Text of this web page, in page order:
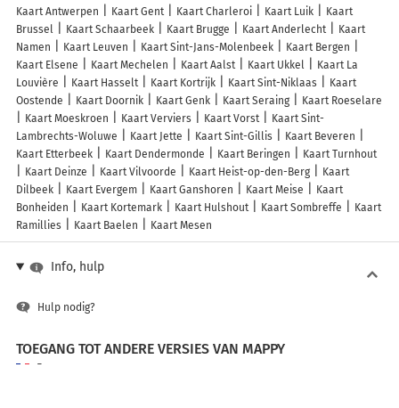
Kaart Antwerpen Kaart Gent Kaart Charleroi Kaart Luik
Kaart
Brussel
Kaart Schaarbeek Kaart Brugge Kaart Anderlecht
Kaart
Namen
Kaart Leuven Kaart Sint-Jans-Molenbeek
Kaart Bergen
Kaart Elsene
Kaart Mechelen Kaart Aalst Kaart Ukkel
Kaart La
Louvière
Kaart Hasselt Kaart Kortrijk Kaart Sint-Niklaas
Kaart
Oostende
Kaart Doornik Kaart Genk Kaart Seraing
Kaart Roeselare
Kaart Moeskroen
Kaart Verviers Kaart Vorst
Kaart Sint-
Lambrechts-Woluwe
Kaart Jette Kaart Sint-Gillis
Kaart Beveren
Kaart Etterbeek
Kaart Dendermonde Kaart Beringen
Kaart Turnhout
Kaart Deinze
Kaart Vilvoorde Kaart Heist-op-den-Berg
Kaart
Dilbeek
Kaart Evergem Kaart Ganshoren Kaart Meise
Kaart
Bonheiden
Kaart Kortemark Kaart Hulshout Kaart Sombreffe
Kaart
Ramillies
Kaart Baelen Kaart Mesen
Info, hulp
Hulp nodig?
TOEGANG TOT ANDERE VERSIES VAN MAPPY
France